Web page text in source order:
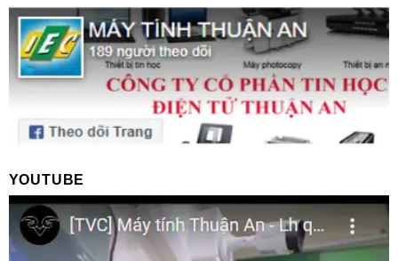
YOUTUBE